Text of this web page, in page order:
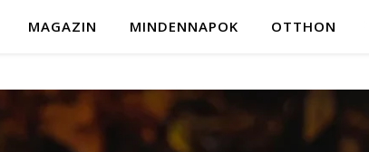
MAGAZIN MINDENNAPOK OTTHON